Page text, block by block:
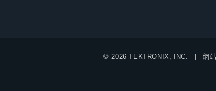
© 2026 TEKTRONIX, INC. 網